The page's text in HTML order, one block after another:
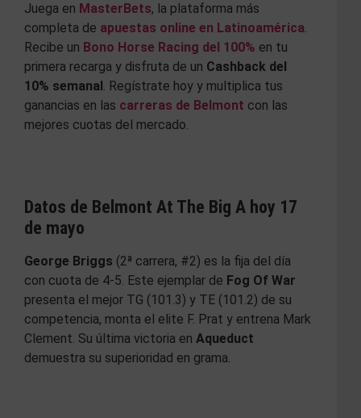
Juega en MasterBets, la plataforma más
completa de apuestas online en Latinoamérica.
Recibe un Bono Horse Racing del 100% en tu
primera recarga y disfruta de un Cashback del
10% semanal. Regístrate hoy y multiplica tus
ganancias en las carreras de Belmont con las
mejores cuotas del mercado.
Datos de Belmont At The Big A hoy 17
de mayo
George Briggs (2ª carrera, #2) es la fija del día
con cuota de 4-5. Este ejemplar de Fog Of War
presenta el mejor TG (101.3) y TE (101.2) de su
competencia, monta el elite F. Prat y entrena Mark
Clement. Su última victoria en Aqueduct
demuestra su superioridad en grama.